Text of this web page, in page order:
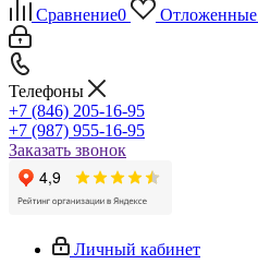
Сравнение0 Отложенные
Телефоны
+7 (846) 205-16-95
+7 (987) 955-16-95
Заказать звонок
Личный кабинет